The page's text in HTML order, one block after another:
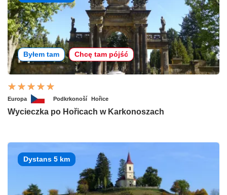
Byłem tam Chcę tam pójść
Europa Podkrkonoší Hořice
Wycieczka po Hořicach w Karkonoszach
Dystans 5 km